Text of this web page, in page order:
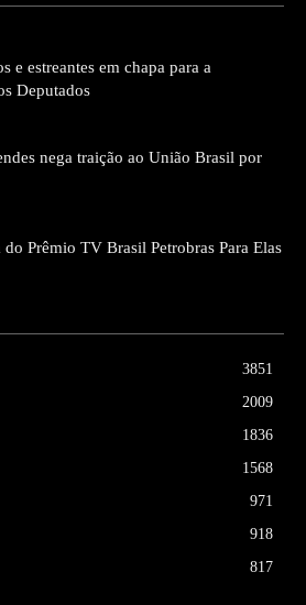
e estreantes em chapa para a
Deputados
nega traição ao União Brasil por
Prêmio TV Brasil Petrobras Para Elas
3851
2009
1836
1568
971
918
817